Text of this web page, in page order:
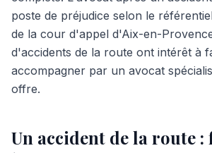
poste de préjudice selon le
de la cour d'appel d'Aix-en-
d'accidents de la route ont intérêt à
accompagner par un avocat
offre.
Un accident de la route :